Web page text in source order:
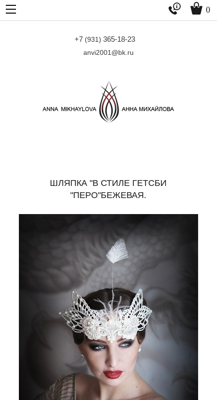
+7 (931) 365-18-23
anvi2001@bk.ru
  0
ШЛЯПКА "В СТИЛЕ ГЕТСБИ
"ПЕРО"БЕЖЕВАЯ.